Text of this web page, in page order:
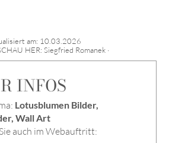
am: 10.03.2026
HER: Siegfried Romanek ·
INFOS
Lotusblumen Bilder,
Wall Art
auch im Webauftritt: